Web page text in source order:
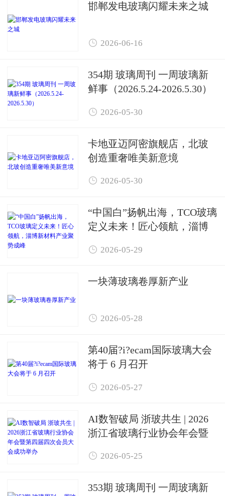
邯郸发电玻璃闪耀未来之城
 2026-06-16
354期 玻璃周刊 一周玻璃新
鲜事（2026.5.24-2026.5.30）
 2026-05-30
卡地亚迈阿密旗舰店，北玻
创造重奢唯美新意境
 2026-05-30
“中国白”扬帆出海，TCO玻璃
定义未来！匠心领航，淄博
 2026-05-29
一块薄玻璃卷厚新产业
 2026-05-28
第40届?i?ecam国际玻璃大会
将于 6 月召开
 2026-05-27
AI数智破局 浙玻共生 | 2026
浙江省玻璃行业协会年会暨
办
 2026-05-25
353期 玻璃周刊 一周玻璃新